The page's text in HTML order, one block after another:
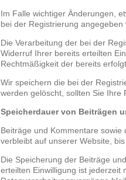
Im Falle wichtiger Änderungen,
bei der Registrierung angegeben
Die Verarbeitung der bei der
Widerruf Ihrer bereits erteilten
Rechtmäßigkeit der bereits
Wir speichern die bei der
werden gelöscht, sollten Sie Ihre
Speicherdauer von Beiträgen
Beiträge und Kommentare
verbleibt auf unserer Website,
Die Speicherung der Beiträge
erteilten Einwilligung ist jederzeit